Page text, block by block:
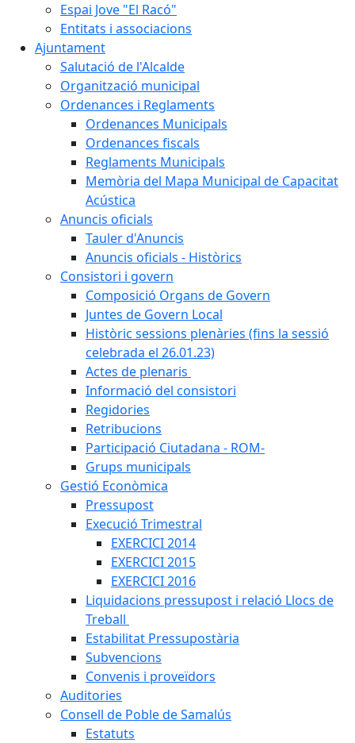
Espai Jove "El Racó"
Entitats i associacions
Ajuntament
Salutació de l'Alcalde
Organització municipal
Ordenances i Reglaments
Ordenances Municipals
Ordenances fiscals
Reglaments Municipals
Memòria del Mapa Municipal de Capacitat
Acústica
Anuncis oficials
Tauler d'Anuncis
Anuncis oficials - Històrics
Consistori i govern
Composició Organs de Govern
Juntes de Govern Local
Històric sessions plenàries (fins la sessió
celebrada el 26.01.23)
Actes de plenaris
Informació del consistori
Regidories
Retribucions
Participació Ciutadana - ROM-
Grups municipals
Gestió Econòmica
Pressupost
Execució Trimestral
EXERCICI 2014
EXERCICI 2015
EXERCICI 2016
Liquidacions pressupost i relació Llocs de
Treball
Estabilitat Pressupostària
Subvencions
Convenis i proveïdors
Auditories
Consell de Poble de Samalús
Estatuts